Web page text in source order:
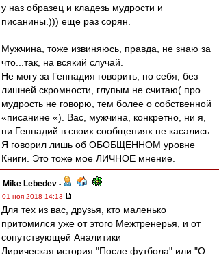
у наз образец и кладезь мудрости и
писанины.))) еще раз сорян.
Мужчина, тоже извиняюсь, правда, не знаю за
что...так, на всякий случай.
Не могу за Геннадия говорить, но себя, без
лишней скромности, глупым не считаю( про
мудрость не говорю, тем более о собственной
«писанине «). Вас, мужчина, конкретно, ни я,
ни Геннадий в своих сообщениях не касались.
Я говорил лишь об ОБОБЩЕННОМ уровне
Книги. Это тоже мое ЛИЧНОЕ мнение.
Mike Lebedev -
01 ноя 2018 14:13
Для тех из вас, друзья, кто маленько
притомился уже от этого Межтренерья, и от
сопутствующей Аналитики
Лирическая история "После футбола" или "О